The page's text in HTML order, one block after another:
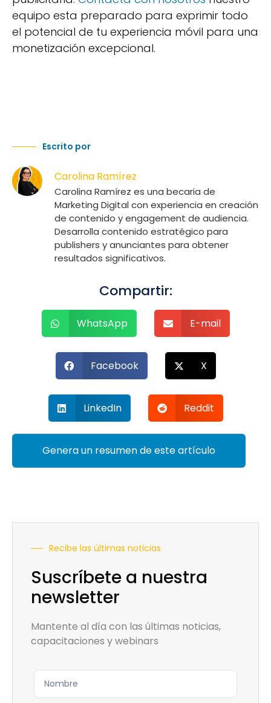
equipo esta preparado para exprimir todo
el potencial de tu experiencia móvil para una
monetización excepcional.
Escrito por
Carolina Ramírez
Carolina Ramírez es una becaria de
Marketing Digital con experiencia en creación
de contenido y engagement de audiencia.
Desarrolla contenido estratégico para
publishers y anunciantes para obtener
resultados significativos.
Compartir:
WhatsApp E-mail
Facebook X
LinkedIn Reddit
Genera un resumen de este artículo
Recibe las últimas noticias
Suscríbete a nuestra
newsletter
Mantente al día con las últimas noticias,
capacitaciones y webinars